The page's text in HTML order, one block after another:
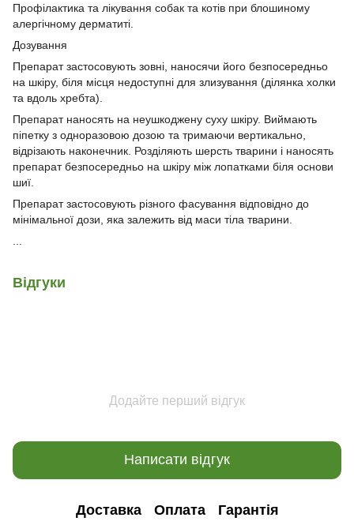
Профілактика та лікування собак та котів при блошиному
алергічному дерматиті.
Дозування
Препарат застосовують зовні, наносячи його безпосередньо
на шкіру, біля місця недоступні для злизування (ділянка холки
та вдоль хребта).
Препарат наносять на неушкоджену суху шкіру. Виймають
піпетку з одноразовою дозою та тримаючи вертикально,
відрізають наконечник. Розділяють шерсть тварини і наносять
препарат безпосередньо на шкіру між лопатками біля основи
шиї.
Препарат застосовують різного фасування відповідно до
мінімальної дози, яка залежить від маси тіла тварини.
Відгуки
Додайте перший відгук
Написати відгук
Доставка Оплата Гарантія